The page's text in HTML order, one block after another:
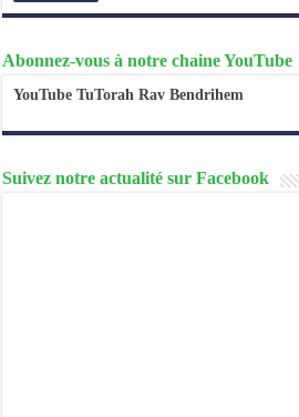
Abonnez-vous à notre chaine YouTube
YouTube TuTorah Rav Bendrihem
Suivez notre actualité sur Facebook